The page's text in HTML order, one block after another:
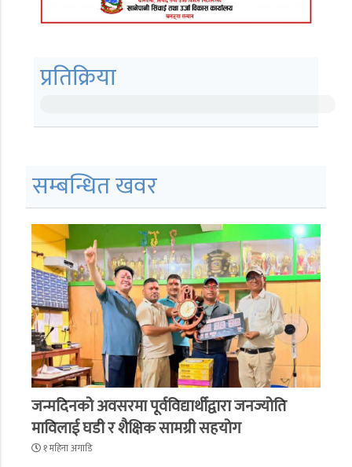
प्रतिक्रिया
सम्बन्धित खवर
जन्मदिनको अवसरमा पूर्वविद्यार्थीद्वारा जनज्योति
माविलाई घडी र शैक्षिक सामग्री सहयोग
१ महिना अगाडि